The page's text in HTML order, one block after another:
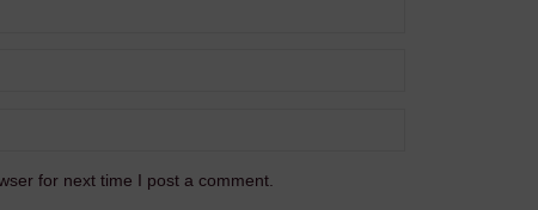
for next time I post a comment.